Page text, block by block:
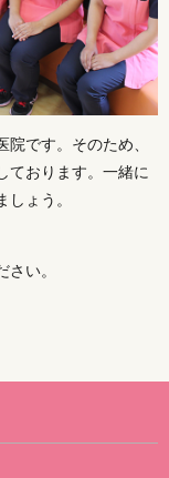
です。そのため、
ております。一緒に
ょう。
い。